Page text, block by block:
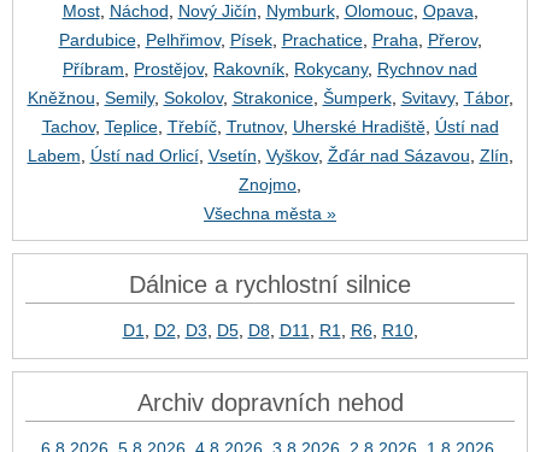
Most, Náchod Nový Jičín Nymburk, Olomouc, Opava
Pardubice, Pelhřimov, Písek, Prachatice, Praha Přerov,
Příbram
Prostějov, Rakovník Rokycany, Rychnov nad
Kněžnou Semily, Sokolov, Strakonice, Šumperk, Svitavy, Tábor,
Tachov, Teplice, Třebíč, Trutnov, Uherské Hradiště, Ústí nad
Labem
Ústí nad Orlicí, Vsetín Vyškov, Žďár nad Sázavou Zlín
Znojmo
Všechna města »
Dálnice a rychlostní silnice
D1 D2 D3 D5, D8, D11 R1 R6, R10,
Archiv dopravních nehod